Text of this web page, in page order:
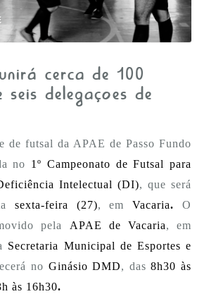
cerca de 100
delegações de
de futsal da APAE de Passo Fundo
no 1º Campeonato de Futsal para
Intelectual (DI), que será
sexta-feira (27), em Vacaria.O
pela
APAE de Vacaria, em
Secretaria Municipal de Esportes e
no Ginásio DMD, das 8h30 às
às 16h30.